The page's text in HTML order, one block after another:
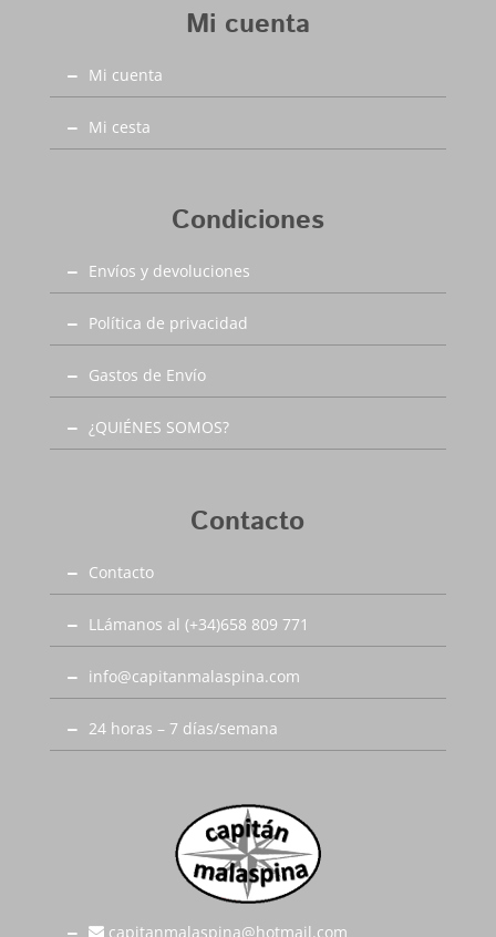
Mi cuenta
Mi cuenta
Mi cesta
Condiciones
Envíos y devoluciones
Política de privacidad
Gastos de Envío
¿QUIÉNES SOMOS?
Contacto
Contacto
LLámanos al (+34)658 809 771
info@capitanmalaspina.com
24 horas – 7 días/semana
capitanmalaspina@hotmail.com